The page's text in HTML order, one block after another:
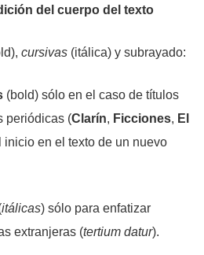
del cuerpo del texto
cursivas (itálica) y subrayado:
(bold) sólo en el caso de títulos
periódicas (Clarín, Ficciones, El
inicio en el texto de un nuevo
itálicas) sólo para enfatizar
extranjeras (tertium datur).